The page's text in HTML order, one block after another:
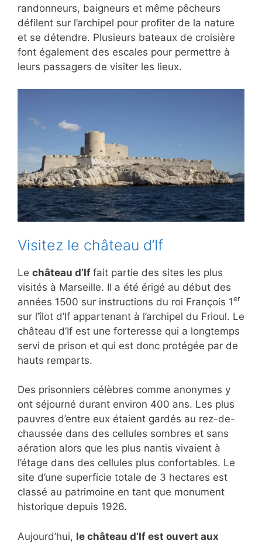
randonneurs, baigneurs et même pêcheurs
défilent sur l’archipel pour profiter de la nature
et se détendre. Plusieurs bateaux de croisière
font également des escales pour permettre à
leurs passagers de visiter les lieux.
Visitez le château d’If
Le château d’If fait partie des sites les plus
visités à Marseille. Il a été érigé au début des
années 1500 sur instructions du roi François 1er
sur l’îlot d’If appartenant à l’archipel du Frioul. Le
château d’If est une forteresse qui a longtemps
servi de prison et qui est donc protégée par de
hauts remparts.
Des prisonniers célèbres comme anonymes y
ont séjourné durant environ 400 ans. Les plus
pauvres d’entre eux étaient gardés au rez-de-
chaussée dans des cellules sombres et sans
aération alors que les plus nantis vivaient à
l’étage dans des cellules plus confortables. Le
site d’une superficie totale de 3 hectares est
classé au patrimoine en tant que monument
historique depuis 1926.
Aujourd’hui, le château d’If est ouvert aux